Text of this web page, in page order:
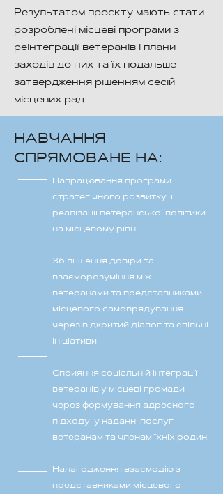
Результатом проєкту мають стати
розроблені місцеві програми з
реінтеграції ветеранів і плани
заходів до них та їх подальше
затвердження рішенням сесій
місцевих рад.
НАВЧАННЯ
СПРЯМОВАНЕ НА:
Напрацювання програми
стратегічного розвитку і
реалізації ветеранської політики
на місцевому рівні
Збільшення довіри та
взаєморозуміння між
ветеранами та представниками
місцевого самоврядування
через відкритий діалог та спільні
ініціативи
Сприяння соціальній інтеграції
ветеранів у місцеві громади
через формування адресного
підходу у наданні послуг
ветеранам та членам їхніх родин
Налагодження взаємодію з
представниками місцевого